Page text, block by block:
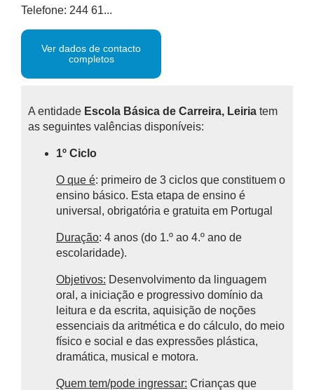
Telefone: 244 61...
Ver dados de contacto
completos
A entidade Escola Básica de Carreira, Leiria tem
as seguintes valências disponíveis:
1º Ciclo
O que é: primeiro de 3 ciclos que constituem o
ensino básico. Esta etapa de ensino é
universal, obrigatória e gratuita em Portugal
Duração: 4 anos (do 1.º ao 4.º ano de
escolaridade).
Objetivos: Desenvolvimento da linguagem
oral, a iniciação e progressivo domínio da
leitura e da escrita, aquisição de noções
essenciais da aritmética e do cálculo, do meio
físico e social e das expressões plástica,
dramática, musical e motora.
Quem tem/pode ingressar: Crianças que